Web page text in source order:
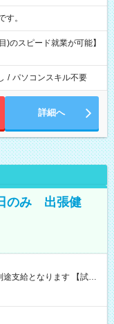
す。
)のスピード就業が可能】
/ パソコンスキル不要
詳細へ
のみ 出張健
となります 【試用